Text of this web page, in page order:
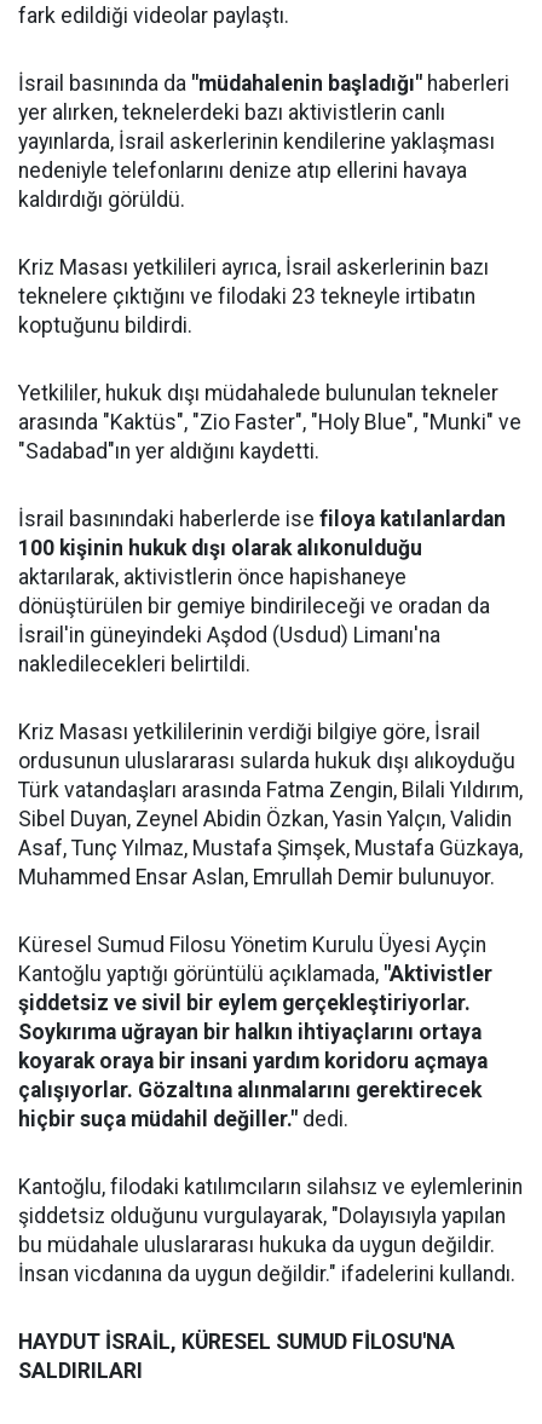
fark edildiği videolar paylaştı.
İsrail basınında da "müdahalenin başladığı" haberleri
yer alırken, teknelerdeki bazı aktivistlerin canlı
yayınlarda, İsrail askerlerinin kendilerine yaklaşması
nedeniyle telefonlarını denize atıp ellerini havaya
kaldırdığı görüldü.
Kriz Masası yetkilileri ayrıca, İsrail askerlerinin bazı
teknelere çıktığını ve filodaki 23 tekneyle irtibatın
koptuğunu bildirdi.
Yetkililer, hukuk dışı müdahalede bulunulan tekneler
arasında "Kaktüs", "Zio Faster", "Holy Blue", "Munki" ve
"Sadabad"ın yer aldığını kaydetti.
İsrail basınındaki haberlerde ise filoya katılanlardan
100 kişinin hukuk dışı olarak alıkonulduğu
aktarılarak, aktivistlerin önce hapishaneye
dönüştürülen bir gemiye bindirileceği ve oradan da
İsrail'in güneyindeki Aşdod (Usdud) Limanı'na
nakledilecekleri belirtildi.
Kriz Masası yetkililerinin verdiği bilgiye göre, İsrail
ordusunun uluslararası sularda hukuk dışı alıkoyduğu
Türk vatandaşları arasında Fatma Zengin, Bilali Yıldırım,
Sibel Duyan, Zeynel Abidin Özkan, Yasin Yalçın, Validin
Asaf, Tunç Yılmaz, Mustafa Şimşek, Mustafa Güzkaya,
Muhammed Ensar Aslan, Emrullah Demir bulunuyor.
Küresel Sumud Filosu Yönetim Kurulu Üyesi Ayçin
Kantoğlu yaptığı görüntülü açıklamada, "Aktivistler
şiddetsiz ve sivil bir eylem gerçekleştiriyorlar.
Soykırıma uğrayan bir halkın ihtiyaçlarını ortaya
koyarak oraya bir insani yardım koridoru açmaya
çalışıyorlar. Gözaltına alınmalarını gerektirecek
hiçbir suça müdahil değiller." dedi.
Kantoğlu, filodaki katılımcıların silahsız ve eylemlerinin
şiddetsiz olduğunu vurgulayarak, "Dolayısıyla yapılan
bu müdahale uluslararası hukuka da uygun değildir.
İnsan vicdanına da uygun değildir." ifadelerini kullandı.
HAYDUT İSRAİL, KÜRESEL SUMUD FİLOSU'NA
SALDIRILARI